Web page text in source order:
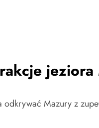
jeziora
Mazury z